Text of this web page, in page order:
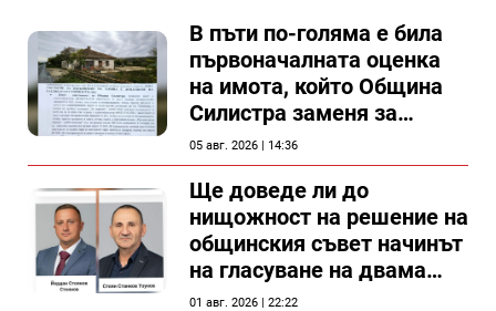
В пъти по-голяма е била
първоначалната оценка
на имота, който Община
Силистра заменя за
спирка, показват
документи
05 авг. 2026 | 14:36
Ще доведе ли до
нищожност на решение на
общинския съвет начинът
на гласуване на двама
съветници в Силистра?
01 авг. 2026 | 22:22